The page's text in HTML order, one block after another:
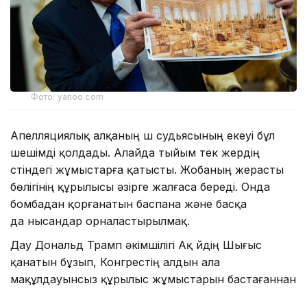
Фото: yahoo.com
Апелляциялық алқаның үш судьясының екеуі бұл
шешімді қолдады. Алайда тыйым тек жердің
үстіндегі жұмыстарға қатысты. Жобаның жерасты
бөлігінің құрылысы әзірге жалғаса береді. Онда
бомбадан қорғанатын баспана және басқа
да нысандар орналастырылмақ.
Дау Дональд Трамп әкімшілігі Ақ үйдің Шығыс
қанатын бұзып, Конгрестің алдын ала
мақұлдауынсыз құрылыс жұмыстарын бастағаннан